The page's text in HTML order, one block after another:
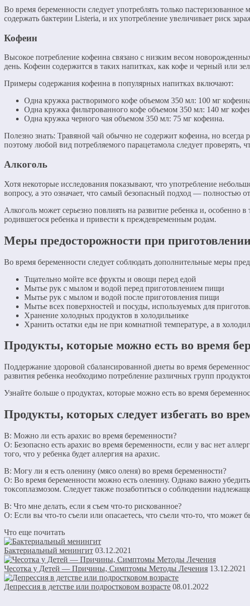
Во время беременности следует употреблять только
содержать бактерии Listeria, и их употребление увеличивает риск
Кофеин
Высокое потребление кофеина связано с низким весом
день. Кофеин содержится в таких напитках, как кофе и черный или
Примеры содержания кофеина в популярных напитках включают:
Одна кружка растворимого кофе объемом 350 мл: 100 мг
Одна кружка фильтрованного кофе объемом 350 мл: 140 мг
Одна кружка черного чая объемом 350 мл: 75 мг кофеина.
Полезно знать: Травяной чай обычно не содержит кофеина, но
поэтому любой вид потребляемого парацетамола следует проверять,
Алкоголь
Хотя некоторые исследования показывают, что употребление
вопросу, а это означает, что самый безопасный подход — полностью
Алкоголь может серьезно повлиять на развитие ребенка и,
родившегося ребенка и привести к преждевременным родам.
Меры предосторожности при
Во время беременности следует соблюдать дополнительные меры
Тщательно мойте все фрукты и овощи перед едой
Мытье рук с мылом и водой перед приготовлением пищи
Мытье рук с мылом и водой после приготовления пищи
Мытье всех поверхностей и посуды, используемых для
Хранение холодных продуктов в холодильнике
Хранить остатки еды не при комнатной температуре, а в
Продукты, которые можно есть во время
Поддержание здоровой сбалансированной диеты во время
развития ребенка необходимо потребление различных групп
Узнайте больше о продуктах, которые можно есть во время
Продукты, которых следует избегать во
В: Можно ли есть арахис во время беременности?
О: Безопасно есть арахис во время беременности, если у вас нет
того, что у ребенка будет аллергия на арахис.
В: Могу ли я есть оленину (мясо оленя) во время беременности?
О: Во время беременности можно есть оленину. Однако важно
токсоплазмозом. Следует также позаботиться о соблюдении
В: Что мне делать, если я съем что-то рискованное?
О: Если вы что-то съели или опасаетесь, что съели что-то, что может
Что еще почитать
Бактериальный менингит 03.12.2021
Чесотка у Детей — Причины, Симптомы Методы Лечения 13.12.2021
Депрессия в детстве или подростковом возрасте 08.01.2022